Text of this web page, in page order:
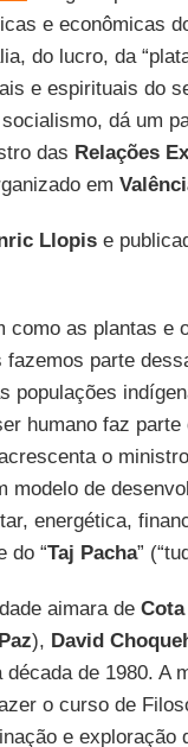
e econômicas
do lucro, da
e espirituais do
dá um
das Relações
em
Llopise
como as plantas e
fazemos parte
populações
humano faz
o
modelo de
energética,
do “Taj Pacha”
aimara de
), David
de 1980. A
o curso de
e